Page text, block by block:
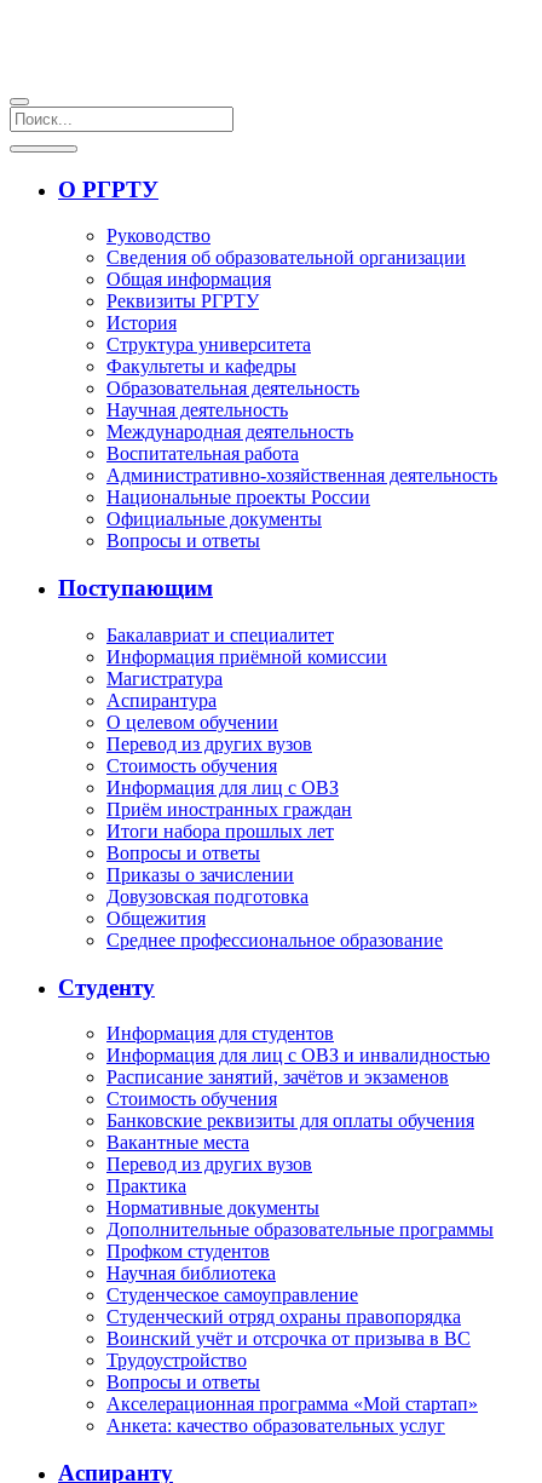
О РГРТУ
Руководство
Сведения об образовательной организации
Общая информация
Реквизиты РГРТУ
История
Структура университета
Факультеты и кафедры
Образовательная деятельность
Научная деятельность
Международная деятельность
Воспитательная работа
Административно-хозяйственная деятельность
Национальные проекты России
Официальные документы
Вопросы и ответы
Поступающим
Бакалавриат и специалитет
Информация приёмной комиссии
Магистратура
Аспирантура
О целевом обучении
Перевод из других вузов
Стоимость обучения
Информация для лиц с ОВЗ
Приём иностранных граждан
Итоги набора прошлых лет
Вопросы и ответы
Приказы о зачислении
Довузовская подготовка
Общежития
Среднее профессиональное образование
Студенту
Информация для студентов
Информация для лиц с ОВЗ и инвалидностью
Расписание занятий, зачётов и экзаменов
Стоимость обучения
Банковские реквизиты для оплаты обучения
Вакантные места
Перевод из других вузов
Практика
Нормативные документы
Дополнительные образовательные программы
Профком студентов
Научная библиотека
Студенческое самоуправление
Студенческий отряд охраны правопорядка
Воинский учёт и отсрочка от призыва в ВС
Трудоустройство
Вопросы и ответы
Акселерационная программа «Мой стартап»
Анкета: качество образовательных услуг
Аспиранту